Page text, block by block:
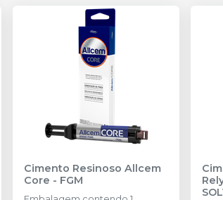
Cimento Resinoso Allcem
Core - FGM